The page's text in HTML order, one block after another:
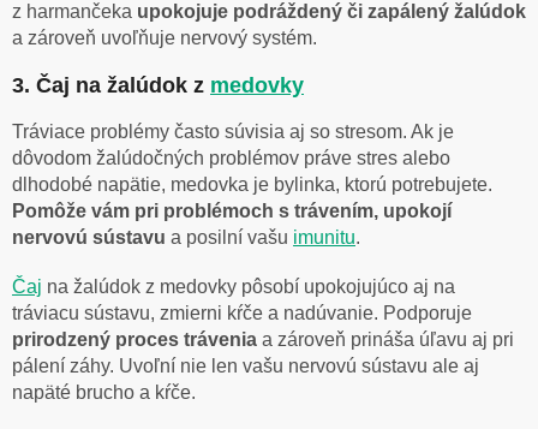
z harmančeka upokojuje podráždený či zapálený žalúdok
a zároveň uvoľňuje nervový systém.
3. Čaj na žalúdok z medovky
Tráviace problémy často súvisia aj so stresom. Ak je
dôvodom žalúdočných problémov práve stres alebo
dlhodobé napätie, medovka je bylinka, ktorú potrebujete.
Pomôže vám pri problémoch s trávením, upokojí
nervovú sústavu a posilní vašu imunitu.
Čaj na žalúdok z medovky pôsobí upokojujúco aj na
tráviacu sústavu, zmierni kŕče a nadúvanie. Podporuje
prirodzený proces trávenia a zároveň prináša úľavu aj pri
pálení záhy. Uvoľní nie len vašu nervovú sústavu ale aj
napäté brucho a kŕče.